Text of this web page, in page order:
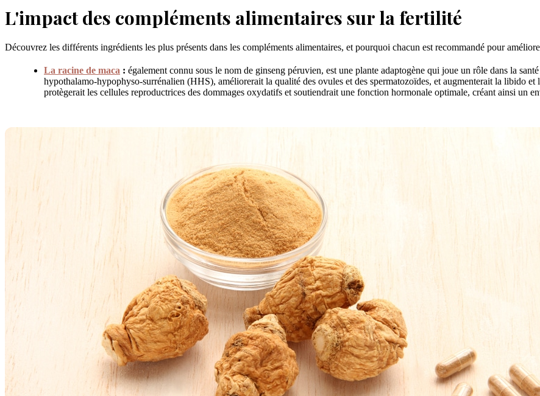
L'impact des compléments alimentaires sur la fertilité
Découvrez les différents ingrédients les plus présents dans les compléments alimentaires, et pourquoi chacun est recommandé pour
La racine de maca : également connu sous le nom de ginseng péruvien, est une plante adaptogène qui joue un rôle dans la
hypothalamo-hypophyso-surrénalien (HHS), améliorerait la qualité des ovules et des spermatozoïdes, et augmenterait la libido
protègerait les cellules reproductrices des dommages oxydatifs et soutiendrait une fonction hormonale optimale, créant ainsi un